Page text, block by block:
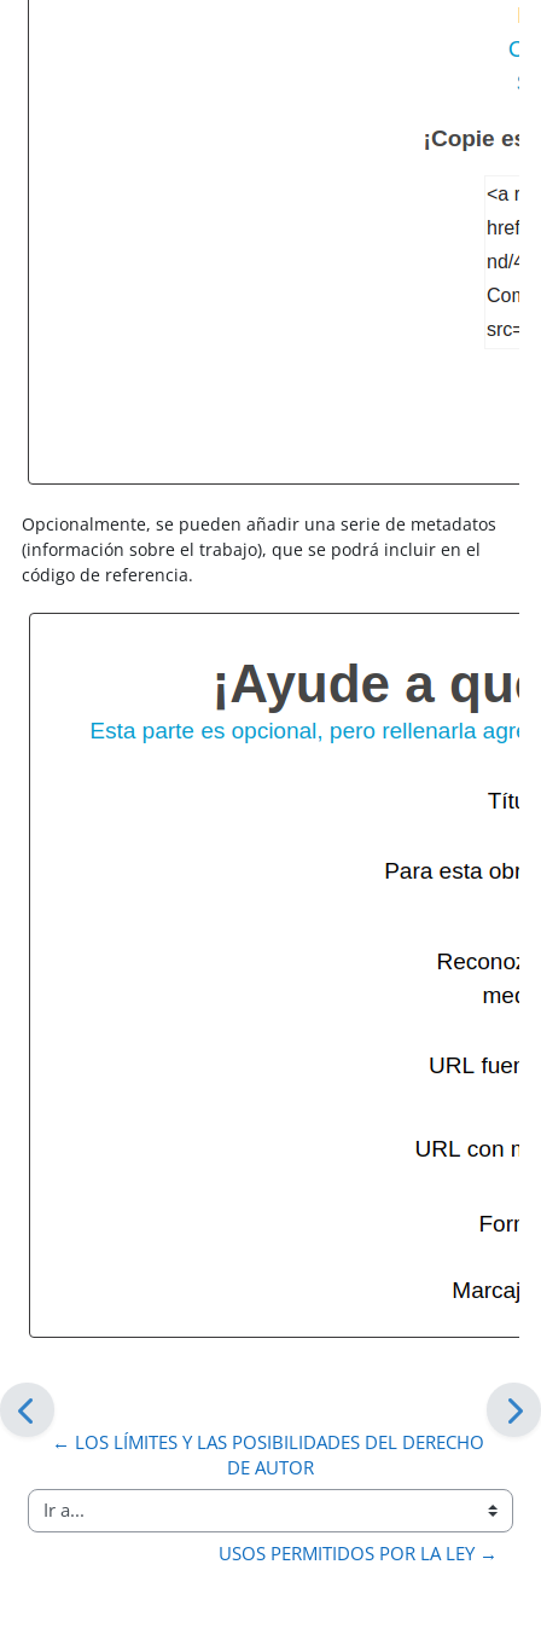
Opcionalmente, se pueden añadir una serie de metadatos
(información sobre el trabajo), que se podrá incluir en el
código de referencia.
← LOS LÍMITES Y LAS POSIBILIDADES DEL DERECHO
DE AUTOR
Ir a...
USOS PERMITIDOS POR LA LEY →